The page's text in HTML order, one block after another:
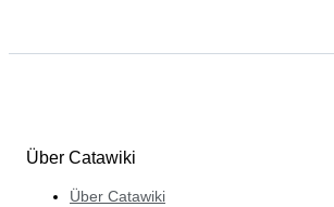
Über Catawiki
Über Catawiki